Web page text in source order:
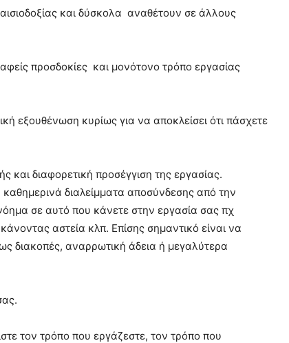
και δύσκολα αναθέτουν σε άλλους
προσδοκίες και μονότονο τρόπο εργασίας
εξουθένωση κυρίως για να αποκλείσει ότι πάσχετε
διαφορετική προσέγγιση της εργασίας.
διαλείμματα αποσύνδεσης από την
σε αυτό που κάνετε στην εργασία σας πχ
αστεία κλπ. Επίσης σημαντικό είναι να
διακοπές, αναρρωτική άδεια ή μεγαλύτερα
τον τρόπο που εργάζεστε, τον τρόπο που